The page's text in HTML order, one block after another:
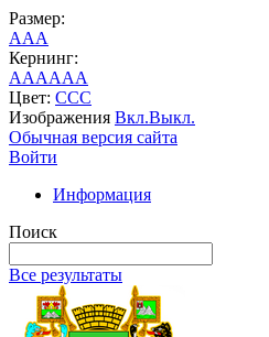
Размер:
AAA
Кернинг:
AAAAAA
Цвет: CCC
Изображения Вкл.Выкл.
Обычная версия сайта
Войти
Информация
Поиск
Все результаты